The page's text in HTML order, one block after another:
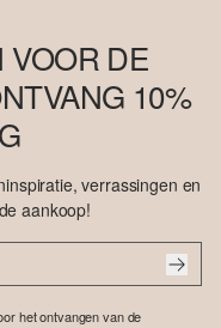
VOOR DE
10%
verrassingen en
aankoop!
het ontvangen van de